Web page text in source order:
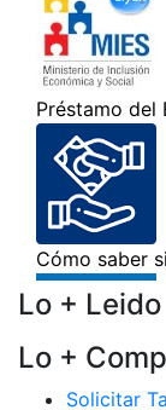
Lo + Leido
Lo +
Solicitar